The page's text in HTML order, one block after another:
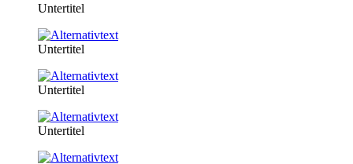
Untertitel
Untertitel
Untertitel
Untertitel